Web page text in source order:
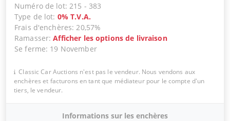
Numéro de lot:215 - 383
Type de lot: 0% T.V.A.
Frais d'enchères:20,57%
Ramasser:Afficher les options de livraison
Se ferme: 19 November
Classic Car Auctions n'est pas le vendeur. Nous vendons aux
enchères et facturons en tant que médiateur pour le compte d'un
tiers, le vendeur.
Informations sur les enchères